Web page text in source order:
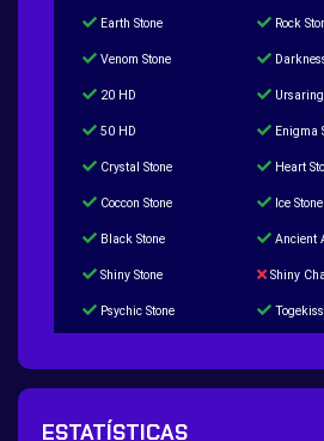
Earth Stone Rock
Venom Stone
20 HD
50 HD Enigma
Crystal Stone Heart
Coccon Stone Ice Stone
Black Stone Ancient
Shiny Stone Shiny
Psychic Stone
200 Great Ball Quest
ESTATÍSTICAS